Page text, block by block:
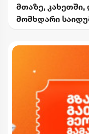
მთაზე, კახეთში,
მომხდარი